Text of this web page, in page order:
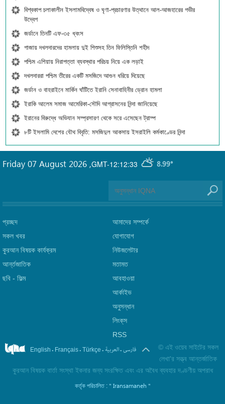
বিশ্বকাপ চলাকালীন ইসলামবিদ্বেষ ও ঘৃণা-প্রচারণার উত্থানে আল-আজহারের গভীর
উদ্বেগ
জর্ডানে তিনটি এফ-৩৫ ধ্বংস
গাজায় দখলদারদের হামলায় দুই শিশুসহ তিন ফিলিস্তিনি শহীদ
পশ্চিম এশিয়ায় নিরাপত্তা ব্যবস্থার পরিচয় নিয়ে এক লড়াই
দখলদাররা পশ্চিম তীরের একটি মসজিদে আগুন ধরিয়ে দিয়েছে
জর্ডান ও বাহরাইনে মার্কিন ঘাঁটিতে ইরানি সেনাবাহিনীর ড্রোন হামলা
ইরাকি আলেম সমাজ আমেরিকা-সৌদি আগ্রাসনের নিন্দা জানিয়েছে
ইরানের বিরুদ্ধে অভিযান সম্প্রসারণ থেকে সরে এসেছেন ট্রাম্প
৮টি ইসলামি দেশের যৌথ বিবৃতি: মসজিদুল আকসায় ইসরাইলি কর্মকাণ্ডের নিন্দা
GMT-12:12:33 8.99°
Friday 07 August 2026 ,
প্রচ্ছদ
সকল খবর
কুরআন বিষয়ক কার্যক্রম
আর্ন্তজাতিক
ছবি‎ - ফিল্ম
আমাদের সম্পর্কে
যোগাযোগ
নিউজলেটার
মতামত
আবহাওয়া
আর্কাইভ
অনুসন্ধান
লিংক্‌স
RSS
English . Français. Türkçe . العربیة.فارسی © এই ওয়েব সাইটের সকল
লেখা'র সত্ত্ব আন্তর্জাতিক
কুরআন বিষয়ক বার্তা সংস্থা ইকনার জন্য সংরক্ষিত এবং এর অবৈধ ব্যবহার দণ্ডণীয় অপরাধ
কর্তৃক পরিচালিত : " Iransamaneh "